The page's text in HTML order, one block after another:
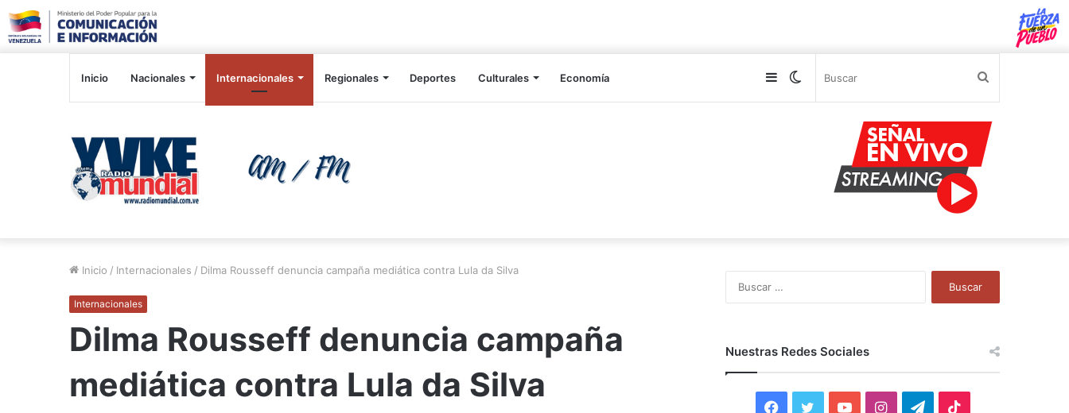
Inicio Nacionales Internacionales Regionales Deportes Culturales Economía Switch
Sidebar
Inicio / Internacionales / Dilma Rousseff denuncia campaña mediática contra Lula da Silva
Internacionales
Dilma Rousseff denuncia campaña
mediática contra Lula da Silva
Nuestras Redes Sociales
F
Y
I
T